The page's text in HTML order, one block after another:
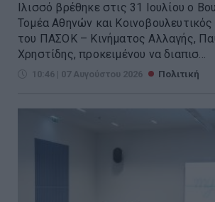
Ιλισσό βρέθηκε στις 31 Ιουλίου ο
Τομέα Αθηνών και
του ΠΑΣΟΚ – Κινήματος Αλλαγής,
Χρηστίδης, προκειμένου να διαπισ...
10:46 | 07 Αυγούστου 2026 Πολιτική